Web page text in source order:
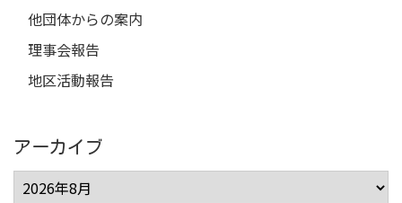
他団体からの案内
理事会報告
地区活動報告
アーカイブ